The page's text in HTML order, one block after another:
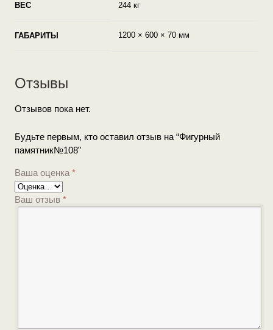
ВЕС 244 кг
ГАБАРИТЫ 1200 × 600 × 70 мм
Отзывы
Отзывов пока нет.
Будьте первым, кто оставил отзыв на “Фигурный
памятник№108”
Ваша оценка*
Ваш отзыв*